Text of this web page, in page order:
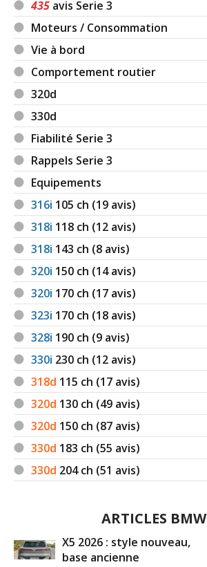
435 avis Serie 3
Moteurs / Consommation
Vie à bord
Comportement routier
320d
330d
Fiabilité Serie 3
Rappels Serie 3
Equipements
316i 105 ch (19 avis)
318i 118 ch (12 avis)
318i 143 ch (8 avis)
320i 150 ch (14 avis)
320i 170 ch (17 avis)
323i 170 ch (18 avis)
328i 190 ch (9 avis)
330i 230 ch (12 avis)
318d 115 ch (17 avis)
320d 130 ch (49 avis)
320d 150 ch (87 avis)
330d 183 ch (55 avis)
330d 204ch (51 avis)
ARTICLES BMW
X5 2026 : style nouveau,
base ancienne